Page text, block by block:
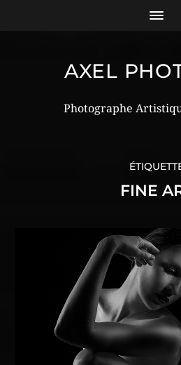
AXEL
Photographe
FINE